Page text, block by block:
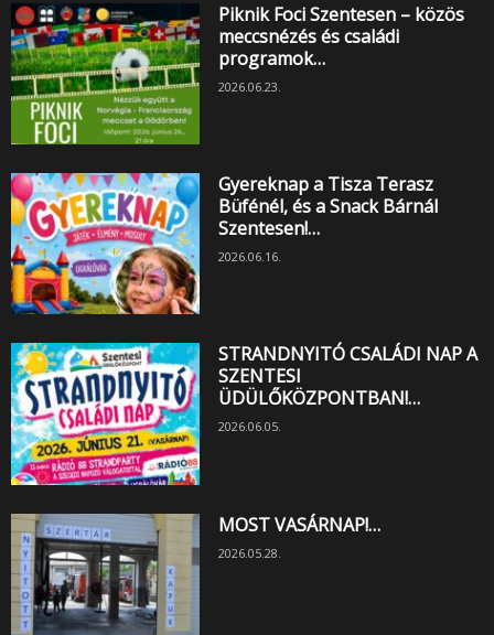
Piknik Foci Szentesen – közös
meccsnézés és családi
programok…
2026.06.23.
Gyereknap a Tisza Terasz
Büfénél, és a Snack Bárnál
Szentesen!…
2026.06.16.
STRANDNYITÓ CSALÁDI NAP A
SZENTESI
ÜDÜLŐKÖZPONTBAN!…
2026.06.05.
MOST VASÁRNAP!…
2026.05.28.